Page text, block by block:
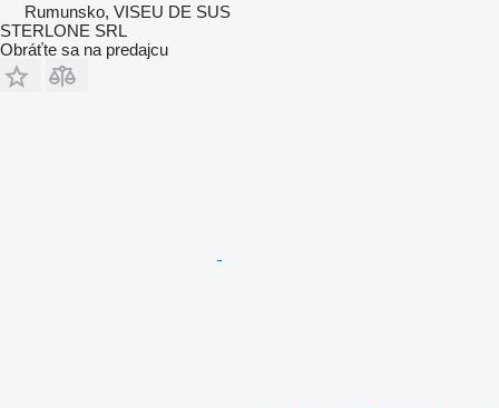
Rumunsko, VISEU DE SUS
STERLONE SRL
Obráťte sa na predajcu